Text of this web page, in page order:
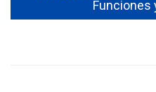
Funciones